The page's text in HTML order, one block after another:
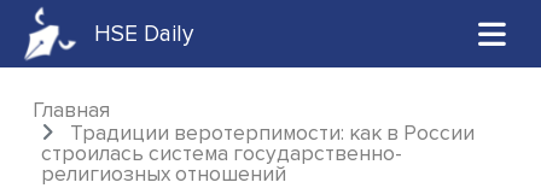
HSE Daily
Главная
Традиции веротерпимости: как в
строилась система государственно-